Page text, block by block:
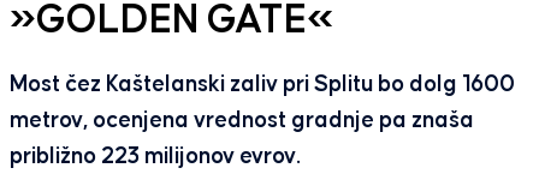
»GOLDEN GATE«
Most čez Kaštelanski zaliv pri Splitu bo dolg 1600
metrov, ocenjena vrednost gradnje pa znaša
približno 223 milijonov evrov.